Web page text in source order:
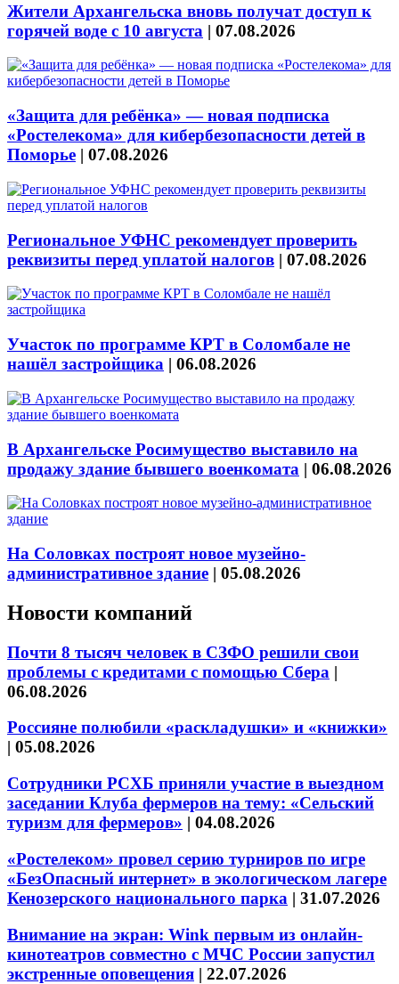
Жители Архангельска вновь получат доступ к
горячей воде с 10 августа | 07.08.2026
«Защита для ребёнка» — новая подписка
«Ростелекома» для кибербезопасности детей в
Поморье | 07.08.2026
Региональное УФНС рекомендует проверить
реквизиты перед уплатой налогов | 07.08.2026
Участок по программе КРТ в Соломбале не
нашёл застройщика | 06.08.2026
В Архангельске Росимущество выставило на
продажу здание бывшего военкомата | 06.08.2026
На Соловках построят новое музейно-
административное здание | 05.08.2026
Новости компаний
Почти 8 тысяч человек в СЗФО решили свои
проблемы с кредитами с помощью Сбера |
06.08.2026
Россияне полюбили «раскладушки» и «книжки»
| 05.08.2026
Сотрудники РСХБ приняли участие в выездном
заседании Клуба фермеров на тему: «Сельский
туризм для фермеров» | 04.08.2026
«Ростелеком» провел серию турниров по игре
«БезОпасный интернет» в экологическом лагере
Кенозерского национального парка | 31.07.2026
Внимание на экран: Wink первым из онлайн-
кинотеатров совместно с МЧС России запустил
экстренные оповещения | 22.07.2026